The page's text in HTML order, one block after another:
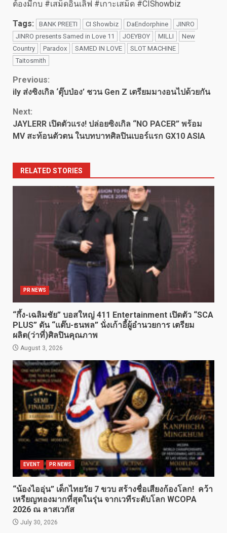
ต้องมีกบ #เสม็ดอินเลิฟ #เกาะเสม็ด #CIShowbiz
Tags: BANK PREETI CI Showbiz DaEndorphine
JINRO
JINRO presents Samed in Love 11
JOEYBOY MILLI
New
Country
Paradox SAMED IN LOVE
SLOT MACHINE
Taitosmith
Continue
Reading
Previous:
ily ส่งซิงเกิล ‘ตุ๊บป่อง’ ชวน Gen Z เตรียมมางอนไปด้วยกัน
Next:
JAYLERR เปิดตัวแรง! ปล่อยซิงเกิล “NO PACER” พร้อม
MV สะท้อนตัวตน ในบทบาทศิลปินเบอร์แรก GX10 ASIA
RELATED STORIES
PR NEWS
“กึ้ง-เฉลิมชัย” บอสใหญ่ 411 Entertainment เปิดตัว “SCA
PLUS” ดัน “แต๊บ-ธนพล” นั่งเก้าอี้ผู้อำนวยการ เตรียม
ผลิต(ว่าที่)ศิลปินคุณภาพ
August 3, 2026
EVENT PR NEWS
“น้องไออุ่น” เด็กไทยวัย 7 ขวบ สร้างชื่อเสียงก้องโลก! คว้า
เหรียญทองมากที่สุดในรุ่น จากเวทีระดับโลก WCOPA
2026 ณ ลาสเวกัส
July 30, 2026